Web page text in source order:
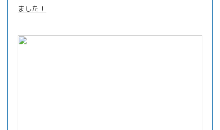
ました！